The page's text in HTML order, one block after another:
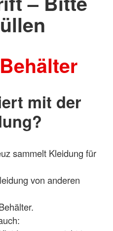
mit der
sammelt Kleidung für
von anderen